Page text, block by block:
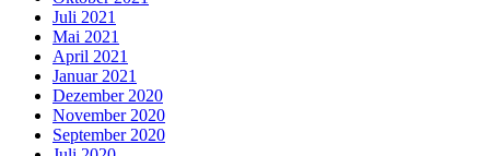
Juli 2021
Mai 2021
April 2021
Januar 2021
Dezember 2020
November 2020
September 2020